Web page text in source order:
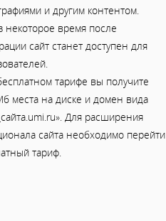
и другим контентом.
некоторое время после
сайт станет доступен для
тарифе вы получите
места на диске и домен вида
Для расширения
сайта необходимо перейти
тариф.